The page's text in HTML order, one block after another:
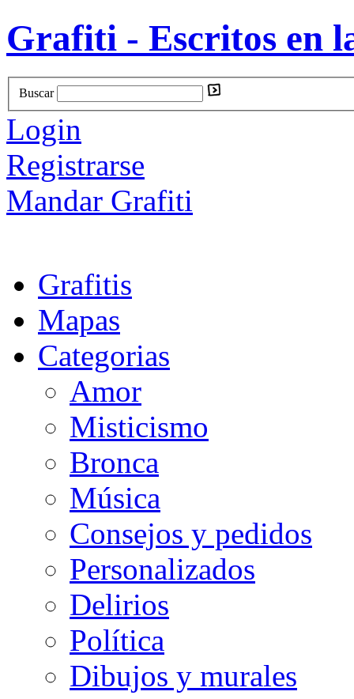
Grafiti - Escritos en
Buscar
Login
Registrarse
Mandar Grafiti
Grafitis
Mapas
Categorias
Amor
Misticismo
Bronca
Música
Consejos y pedidos
Personalizados
Delirios
Política
Dibujos y murales